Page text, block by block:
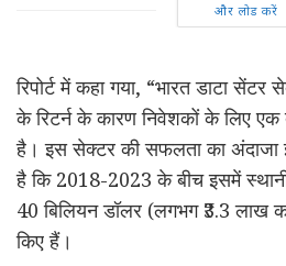
और लोड करें
रिपोर्ट में कहा गया, “भारत डाटा
के रिटर्न के कारण निवेशकों के लिए
है। इस सेक्टर की सफलता का अंदाजा
है कि 2018-2023 के बीच इसमें
40 बिलियन डॉलर (लगभग ₹3.3 लाख
किए हैं।